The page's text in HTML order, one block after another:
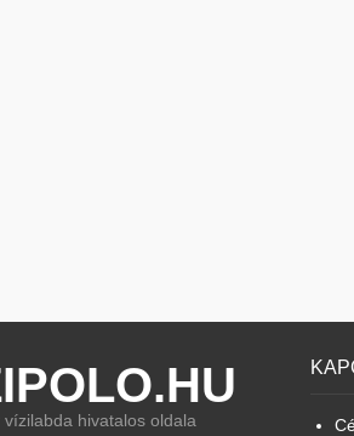
vízilabda hivatalos oldala